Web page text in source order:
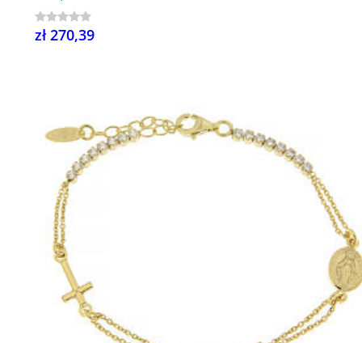
zł 270,39